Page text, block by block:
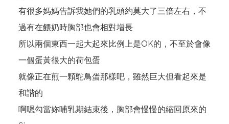
有很多媽媽告訴我她們的乳頭約莫大了三倍左右，不
過有在餵奶時胸部也會相對增長
所以兩個東西一起大起來比例上是OK的，不至於會像
一個蛋黃很大的荷包蛋
就像正在煎一顆鴕鳥蛋那樣吧，雖然巨大但看起來是
和諧的
啊嗯勾當妳哺乳期結束後，胸部會慢慢的縮回原來的